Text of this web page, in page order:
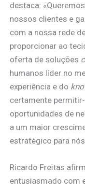
destaca:
nossos clientes e
com a nossa rede
proporcionar ao
oferta de soluções
humanos líder no
experiência e do
certamente
oportunidades de
a um maior
estratégico para
Ricardo Freitas
entusiasmado com